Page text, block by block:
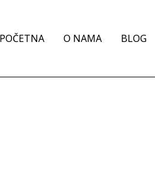
POČETNA O NAMA BLOG